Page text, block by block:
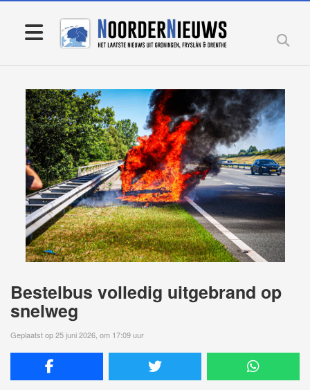
Bestelbus volledig uitgebrand op
snelweg
Geplaatst op 25 juni 2026, om 17:09 uur